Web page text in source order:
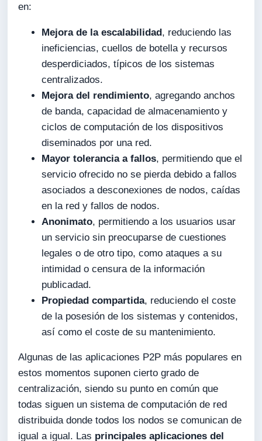
en:
Mejora de la escalabilidad, reduciendo las
ineficiencias, cuellos de botella y recursos
desperdiciados, típicos de los sistemas
centralizados.
Mejora del rendimiento, agregando anchos
de banda, capacidad de almacenamiento y
ciclos de computación de los dispositivos
diseminados por una red.
Mayor tolerancia a fallos, permitiendo que el
servicio ofrecido no se pierda debido a fallos
asociados a desconexiones de nodos, caídas
en la red y fallos de nodos.
Anonimato, permitiendo a los usuarios usar
un servicio sin preocuparse de cuestiones
legales o de otro tipo, como ataques a su
intimidad o censura de la información
publicadad.
Propiedad compartida, reduciendo el coste
de la posesión de los sistemas y contenidos,
así como el coste de su mantenimiento.
Algunas de las aplicaciones P2P más populares en
estos momentos suponen cierto grado de
centralización, siendo su punto en común que
todas siguen un sistema de computación de red
distribuida donde todos los nodos se comunican de
igual a igual. Las principales aplicaciones del